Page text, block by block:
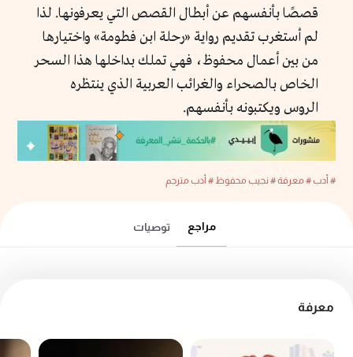
قصصًا بأنفسهم عن أبطال القصص التي يعرفونها. لذا
لم أستغرب تقديم رواية «رحلة ابن فطومة» واختيارها
من بين أعمال محفوظ، فهي تملك بداخلها هذا السحر
الخاص بالصحراء والغرائب العربية الذي ينتظره
الروس ويكتبونه بأنفسهم.
# أدب# معرفة# نجيب محفوظ# أدب مترجم
مراجع توصيات
معرفة